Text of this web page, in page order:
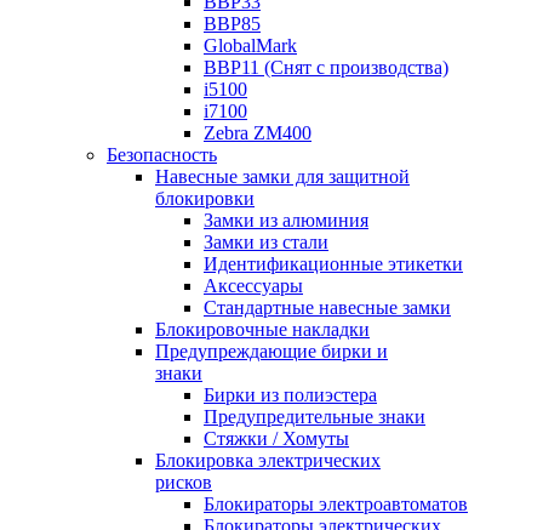
BBP85
GlobalMark
BBP11 (Снят с производства)
i5100
i7100
Zebra ZM400
Безопасность
Навесные замки для защитной
блокировки
Замки из алюминия
Замки из стали
Идентификационные этикетки
Аксессуары
Стандартные навесные замки
Блокировочные накладки
Предупреждающие бирки и
знаки
Бирки из полиэстера
Предупредительные знаки
Стяжки / Хомуты
Блокировка электрических
рисков
Блокираторы электроавтоматов
Блокираторы электрических